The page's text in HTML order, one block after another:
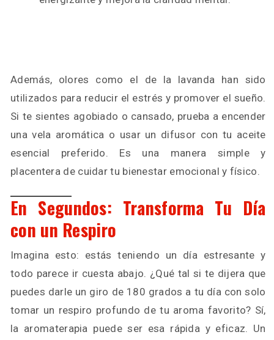
Además, olores como el de la lavanda han sido
utilizados para reducir el estrés y promover el sueño.
Si te sientes agobiado o cansado, prueba a encender
una vela aromática o usar un difusor con tu aceite
esencial preferido. Es una manera simple y
placentera de cuidar tu bienestar emocional y físico.
En Segundos: Transforma Tu Día
con un Respiro
Imagina esto: estás teniendo un día estresante y
todo parece ir cuesta abajo. ¿Qué tal si te dijera que
puedes darle un giro de 180 grados a tu día con solo
tomar un respiro profundo de tu aroma favorito? Sí,
la aromaterapia puede ser esa rápida y eficaz. Un